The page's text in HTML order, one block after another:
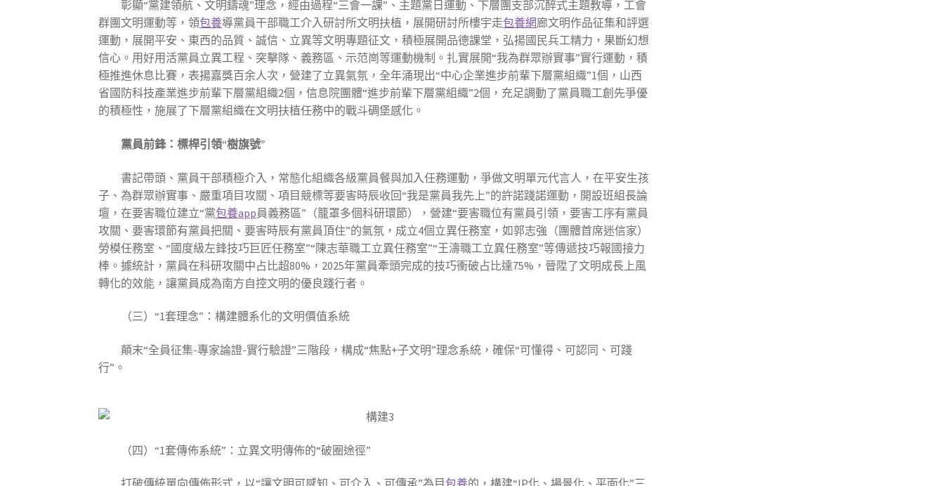
彰顯“黨建領航、文明鑄魂”理念，經由過程“三會一課”、主題黨日運動、下層團支部沉醉式主題教導，工會
群團文明運動等，領包養導黨員干部職工介入研討所文明扶植，展開研討所樓宇走包養網廊文明作品征集和評選
運動，展開平安、東西的品質、誠信、立異等文明專題征文，積極展開品德課堂，弘揚國民兵工精力，果斷幻想
信心。用好用活黨員立異工程、突擊隊、義務區、示范崗等運動機制。扎實展開“我為群眾辦實事”實行運動，積
極推進休息比賽，表揚嘉獎百余人次，營建了立異氣氛，全年涌現出“中心企業進步前輩下層黨組織”1個，山西
省國防科技產業進步前輩下層黨組織2個，信息院團體“進步前輩下層黨組織”2個，充足調動了黨員職工創先爭優
的積極性，施展了下層黨組織在文明扶植任務中的戰斗碉堡感化。
黨員前鋒：標桿引領“樹旗號”
書記帶頭、黨員干部積極介入，常態化組織各級黨員餐與加入任務運動，爭做文明單元代言人，在平安生孩
子、為群眾辦實事、嚴重項目攻關、項目競標等要害時辰收回“我是黨員我先上”的許諾踐諾運動，開設班組長論
壇，在要害職位建立“黨包養app員義務區”（籠罩多個科研環節），營建“要害職位有黨員引領，要害工序有黨員
攻關、要害環節有黨員把關、要害時辰有黨員頂住”的氣氛，成立4個立異任務室，如郭志強（團體首席迷信家）
勞模任務室、“國度級左鋒技巧巨匠任務室”“陳志華職工立異任務室”“王濤職工立異任務室”等傳遞技巧報國接力
棒。據統計，黨員在科研攻關中占比超80%，2025年黨員牽頭完成的技巧衝破占比達75%，晉陞了文明成長上風
轉化的效能，讓黨員成為南方自控文明的優良踐行者。
（三）“1套理念”：構建體系化的文明價值系統
顛末“全員征集-專家論證-實行驗證”三階段，構成“焦點+子文明”理念系統，確保“可懂得、可認同、可踐
行”。
（四）“1套傳佈系統”：立異文明傳佈的“破圈途徑”